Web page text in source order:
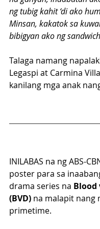
ng tubig kahit ‘di ako
Minsan, kakatok sa
bibigyan ako ng
Talaga namang
Legaspi at Carmina
kanilang mga anak
INILABAS na ng ABS-
poster para sa
drama series na Blood
(BVD) na malapit nang
primetime.